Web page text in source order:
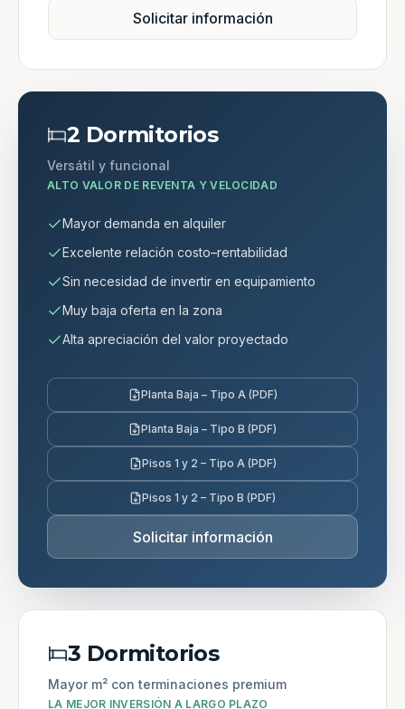
Solicitar información
2 Dormitorios
Versátil y funcional
ALTO VALOR DE REVENTA Y VELOCIDAD
Mayor demanda en alquiler
Excelente relación costo–rentabilidad
Sin necesidad de invertir en equipamiento
Muy baja oferta en la zona
Alta apreciación del valor proyectado
Planta Baja – Tipo A (PDF)
Planta Baja – Tipo B (PDF)
Pisos 1 y 2 – Tipo A (PDF)
Pisos 1 y 2 – Tipo B (PDF)
Solicitar información
3 Dormitorios
Mayor m² con terminaciones premium
LA MEJOR INVERSIÓN A LARGO PLAZO